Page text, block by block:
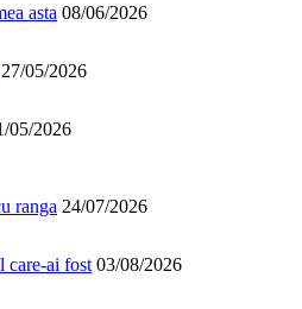
asta 08/06/2026
27/05/2026
05/2026
ranga 24/07/2026
care-ai fost 03/08/2026